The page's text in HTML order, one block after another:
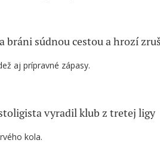
aj prípravné zápasy.
bráni súdnou cestou a hrozí
kola.
vyradil klub z tretej ligy